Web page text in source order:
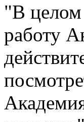
"В целом
работу